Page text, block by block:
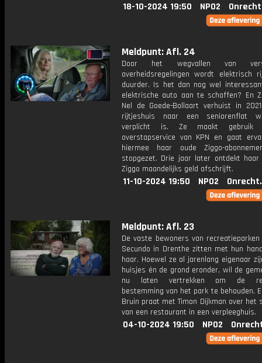
18-10-2024 19:50 NPO2
Meldpunt: Afl. 24
Door het wegvallen van
overheidsregelingen wordt elektrisch
duurder. Is het dan nog wel
elektrische auto aan te schaffen? En
Nel de Goede-Bollaart verhuist in
rijtjeshuis naar een seniorenflat
verplicht is. Ze maakt gebruik
overstapservice van KPN en gaat
hiermee haar oude Ziggo-
stopgezet. Drie jaar later ontdekt
Ziggo maandelijks geld afschrijft.
11-10-2024 19:50 NPO2
Meldpunt: Afl. 23
De vaste bewoners van
Secundo in Drenthe zitten met hun
haar. Hoewel ze al jarenlang eigenaar
huisjes én de grond eronder, wil de
nu laten vertrekken om de
bestemming van het park te behouden.
Bruin praat met Timon Dijkman over het
van een restaurant in een verpleeghuis.
04-10-2024 19:50 NPO2